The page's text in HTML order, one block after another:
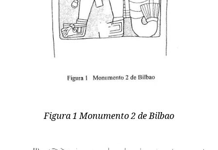
Figura 1 Monumento 2 de Bilbao